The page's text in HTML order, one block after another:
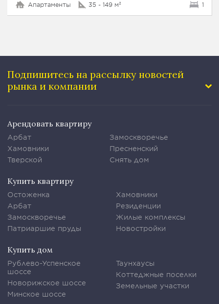
Апартаменты 35 - 149 м² 1
Подпишитесь на рассылку новостей
рынка и компании
Арендовать квартиру
Арбат
Хамовники
Тверской
Замоскворечье
Пресненский
Снять дом
Купить квартиру
Остоженка
Арбат
Замоскворечье
Патриаршие пруды
Хамовники
Резиденции
Жилые комплексы
Новостройки
Купить дом
Рублево-Успенское
шоссе
Новорижское шоссе
Минское шоссе
Таунхаусы
Коттеджные поселки
Земельные участки